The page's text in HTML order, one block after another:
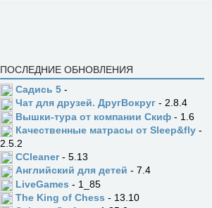
ПОСЛЕДНИЕ ОБНОВЛЕНИЯ
Садись 5-
Чат для друзей. ДругВокруг- 2.8.4
Вышки-тура от компании Скиф- 1.6
Качественные матрасы от Sleep&fly-
2.5.2
CCleaner- 5.13
Английский для детей - 7.4
LiveGames - 1_85
The King of Chess - 13.10